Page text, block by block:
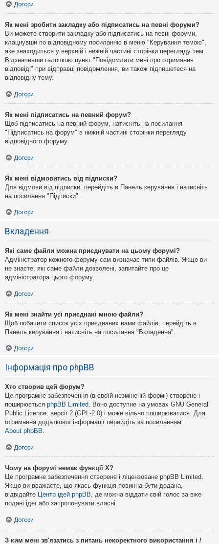
Догори
Як мені зробити закладку або підписатись на певні форуми?
Ви можете створити закладку або підписатись на певні форуми,
клацнувши по відповідному посиланню в меню "Керування темою",
яке знаходиться у верхній і нижній частині сторінки перегляду тем.
Відзначивши галочкою пункт "Повідомляти мені про отримання
відповіді" при відправці повідомлення, ви також підпишетеся на
відповідну тему.
Догори
Як мені підписатись на певний форум?
Щоб підписатись на певний форум, натисніть на посилання
"Підписатись на форум" в нижній частині сторінки перегляду
відповідного форуму.
Догори
Як мені відмовитись від підписки?
Для відмови від підписки, перейдіть в Панель керування і натисніть
на посилання "Підписки".
Догори
Вкладення
Які саме файли можна приєднувати на цьому форумі?
Адміністратор кожного форуму сам визначає типи файлів. Якщо ви
не знаєте, які саме файли дозволені, запитайте про це
адміністратора цього форуму.
Догори
Як мені знайти усі приєднані мною файли?
Щоб побачити список усіх приєднаних вами файлів, перейдіть в
Панель керування і натисніть на посилання "Вкладення".
Догори
Інформація про phpBB
Хто створив цей форум?
Це програмне забезпечення (в своїй незміненій формі) створене і
поширюється phpBB Limited. Воно доступне на умовах GNU General
Public Licence, версії 2 (GPL-2.0) і може вільно поширюватися. Для
отримання додаткової інформації перейдіть за посиланням
About phpBB.
Догори
Чому на форумі немає функції X?
Це програмне забезпечення створене і ліцензоване phpBB Limited.
Якщо ви вважаєте, що якась функція повинна бути додана,
відвідайте Центр ідей phpBB, де можна віддати свій голос за вже
подані ідеї або запропонувати власні.
Догори
З ким мені зв'язатись з питань некоректного використання і /